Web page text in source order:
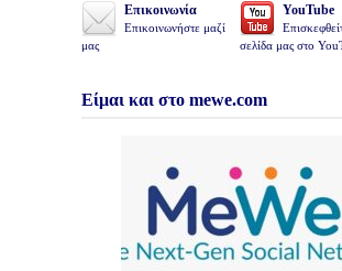
Επικοινωνία
Επικοινωνήστε μαζί
μας
YouTube
σελίδα μας στο
Είμαι και στο mewe.com